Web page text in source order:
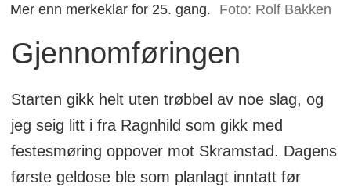
Mer enn merkeklar for 25. gang. Foto: Rolf Bakken
Gjennomføringen
Starten gikk helt uten trøbbel av noe slag, og
jeg seig litt i fra Ragnhild som gikk med
festesmøring oppover mot Skramstad. Dagens
første geldose ble som planlagt inntatt før